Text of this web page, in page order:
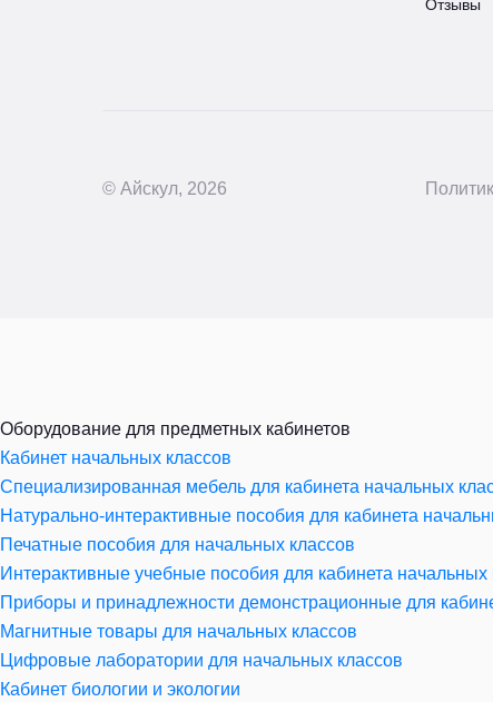
Отзывы
© Айскул, 2026
Оборудование для предметных кабинетов
Кабинет начальных классов
Специализированная мебель для кабинета начальных
Натурально-интерактивные пособия для кабинета
Печатные пособия для начальных классов
Интерактивные учебные пособия для кабинета начальных
Приборы и принадлежности демонстрационные для
Магнитные товары для начальных классов
Цифровые лаборатории для начальных классов
Кабинет биологии и экологии